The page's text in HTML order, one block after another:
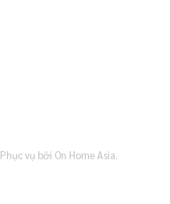
Phục vụ bởi On Home Asia.